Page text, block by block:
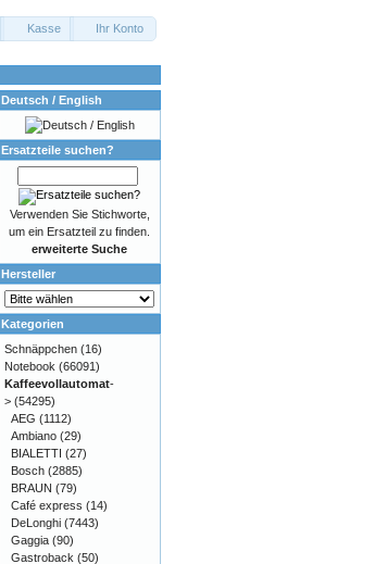
Kasse Ihr Konto
Deutsch / English
Ersatzteile suchen?
Verwenden Sie Stichworte,
um ein Ersatzteil zu finden.
erweiterte Suche
Hersteller
Kategorien
Schnäppchen (16)
Notebook (66091)
Kaffeevollautomat-
> (54295)
AEG (1112)
Ambiano (29)
BIALETTI (27)
Bosch (2885)
BRAUN (79)
Café express (14)
DeLonghi (7443)
Gaggia (90)
Gastroback (50)